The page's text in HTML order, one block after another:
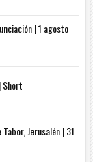
| 1 agosto
Short
Jerusalén | 31